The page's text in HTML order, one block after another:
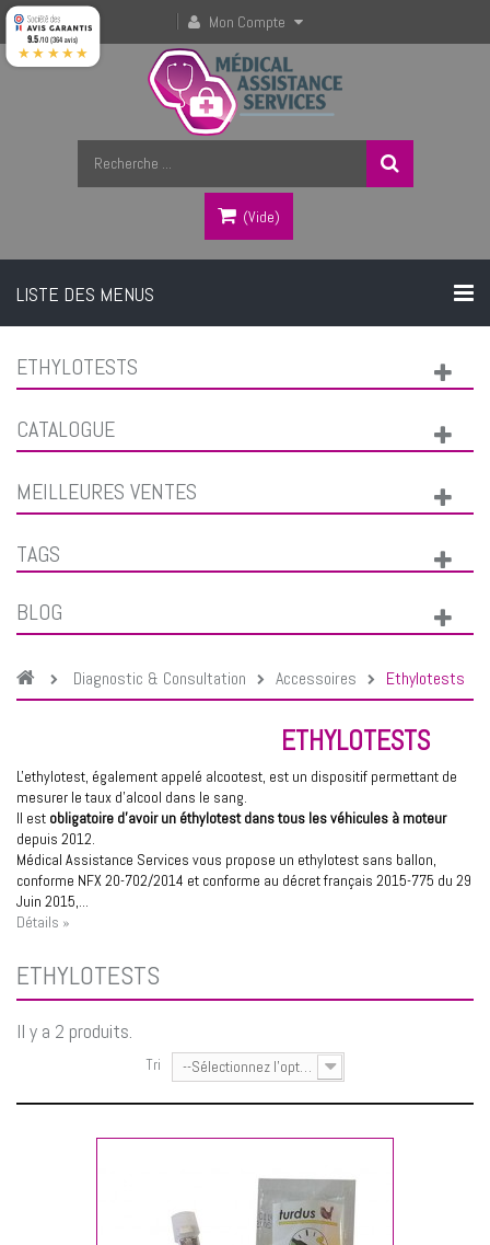
Mon Compte
(vide)
LISTE DES MENUS
ETHYLOTESTS
CATALOGUE
MEILLEURES VENTES
TAGS
BLOG
Diagnostic & Consultation Accessoires Ethylotests
ETHYLOTESTS
L'ethylotest, également appelé alcootest, est un dispositif permettant de
mesurer le taux d'alcool dans le sang.
Il est obligatoire d'avoir un éthylotest dans tous les véhicules à moteur
depuis 2012.
Médical Assistance Services vous propose un ethylotest sans ballon,
conforme NFX 20-702/2014 et conforme au décret français 2015-775 du 29
Juin 2015,...
Détails »
ETHYLOTESTS
Il y a 2 produits.
Tri --Sélectionnez l'option--
9.5/10 (364 avis)
★★★★★